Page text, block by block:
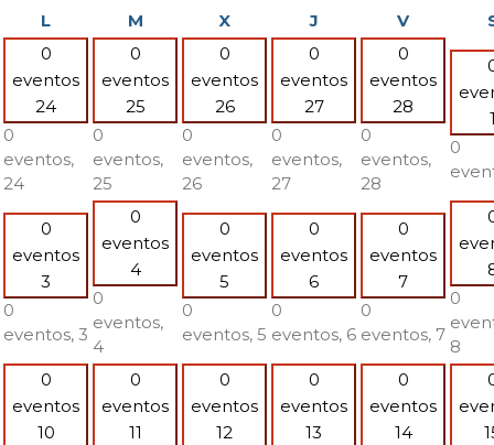
Llunes Mmartes Xmiércoles
Jjueves Vviernes
0
eventos
24
0
eventos,
24
0
eventos
25
0
eventos,
25
0
eventos
26
0
eventos,
26
0
eventos
27
0
eventos,
27
0
eventos
28
0
eventos,
28
0
0
eventos
3
0
eventos, 3
0
eventos
4
0
eventos,
4
0
eventos
5
0
eventos, 5
0
eventos
6
0
eventos, 6
0
eventos
7
0
eventos, 7
0
8
0
eventos
10
0
eventos
11
0
eventos
12
0
eventos
13
0
eventos
14